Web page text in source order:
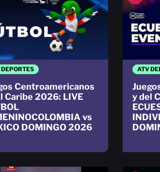
Centroamericanos
Caribe 2026: LIVE
vs
DOMINGO 2026
ATV
y del